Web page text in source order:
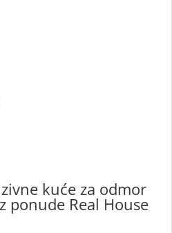
kuće za odmor
ponude Real House